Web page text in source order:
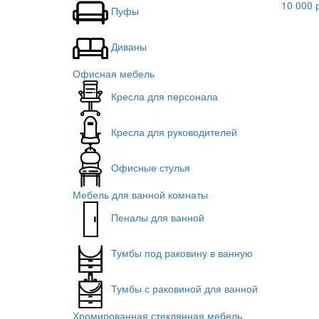
Пуфы
Диваны
Офисная мебель
Кресла для персонала
Кресла для руководителей
Офисные стулья
Мебель для ванной комнаты
Пеналы для ванной
Тумбы под раковину в ванную
Тумбы с раковиной для ванной
Хромированная стеклянная мебель
10 000